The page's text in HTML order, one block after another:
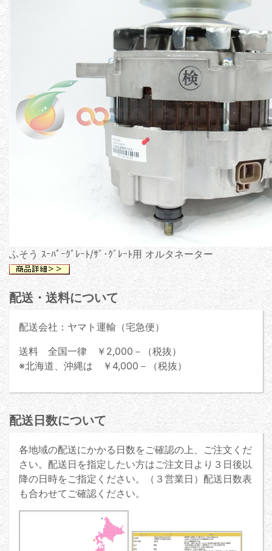
ふそう ｽｰﾊﾟｰｸﾞﾚｰﾄ/ｻﾞ･ｸﾞﾚｰﾄ用 オルタネーター
配送・送料について
配送会社：ヤマト運輸（宅急便）
送料 全国一律 ￥2,000－（税抜）
※北海道、沖縄は ￥4,000－（税抜）
配送日数について
各地域の配送にかかる日数をご確認の上、ご注文くだ
さい。配送日を指定したい方はご注文日より３日後以
降の日時をご指定ください。（３営業日）配送日数表
も合わせてご確認ください。